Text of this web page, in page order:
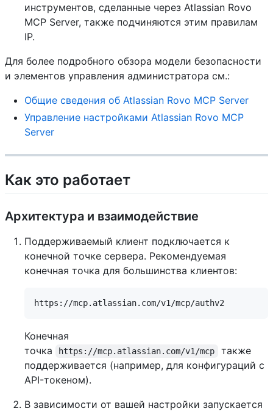
инструментов, сделанные через Atlassian Rovo
MCP Server, также подчиняются этим правилам
IP.
Для более подробного обзора модели безопасности
и элементов управления администратора см.:
Общие сведения об Atlassian Rovo MCP Server
Управление настройками Atlassian Rovo MCP
Server
Как это работает
Архитектура и взаимодействие
Поддерживаемый клиент подключается к
конечной точке сервера. Рекомендуемая
конечная точка для большинства клиентов:
Конечная
точка
https://mcp.atlassian.com/v1/mcp
также
поддерживается (например, для конфигураций с
API-токеном).
В зависимости от вашей настройки запускается